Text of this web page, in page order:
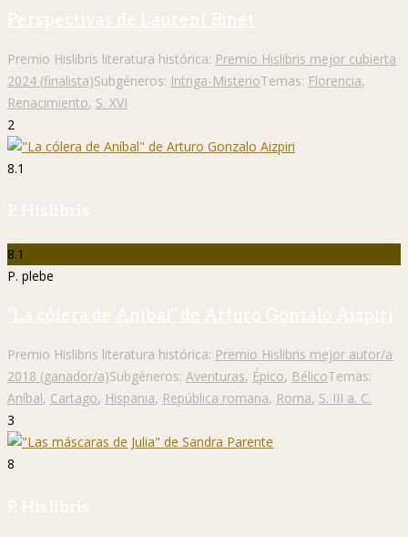
Perspectivas de Laurent Binet
Premio Hislibris literatura histórica: Premio Hislibris mejor cubierta
2024 (finalista)Subgéneros: Intriga-MisterioTemas: Florencia,
Renacimiento, S. XVI
2
8.1
P. Hislibris
8.1
P. plebe
"La cólera de Aníbal" de Arturo Gonzalo Aizpiri
Premio Hislibris literatura histórica: Premio Hislibris mejor autor/a
2018 (ganador/a)Subgéneros: Aventuras, Épico, BélicoTemas:
Aníbal, Cartago, Hispania, República romana, Roma, S. III a. C.
3
8
P. Hislibris